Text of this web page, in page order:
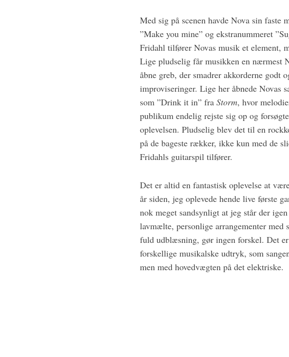
Med sig på scenen havde Nova sin
”Make you mine” og ekstranummeret
Fridahl tilfører Novas musik et element,
Lige pludselig får musikken en nærmest
åbne greb, der smadrer akkorderne godt
improviseringer. Lige her åbnede Novas
som ”Drink it in” fra Storm, hvor
publikum endelig rejste sig op og
oplevelsen. Pludselig blev det til en
på de bageste rækker, ikke kun med de
Fridahls guitarspil tilfører.
Det er altid en fantastisk oplevelse at
år siden, jeg oplevede hende live første
nok meget sandsynligt at jeg står der
lavmælte, personlige arrangementer
fuld udblæsning, gør ingen forskel. Det
forskellige musikalske udtryk, som
men med hovedvægten på det elektriske.